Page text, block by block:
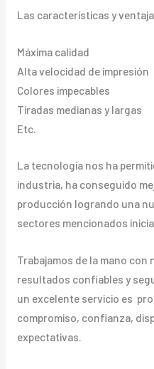
Las características y
Máxima calidad
Alta velocidad de impresión
Colores impecables
Tiradas medianas y largas
Etc.
La tecnología nos ha
industria, ha conseguido
producción logrando una
sectores mencionados
Trabajamos de la mano
resultados confiables y
un excelente servicio es
compromiso, confianza,
expectativas.